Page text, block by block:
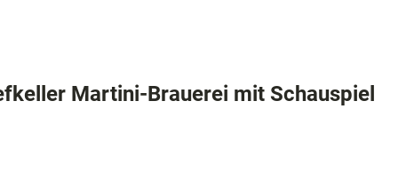
Martini-Brauerei mit Schauspiel